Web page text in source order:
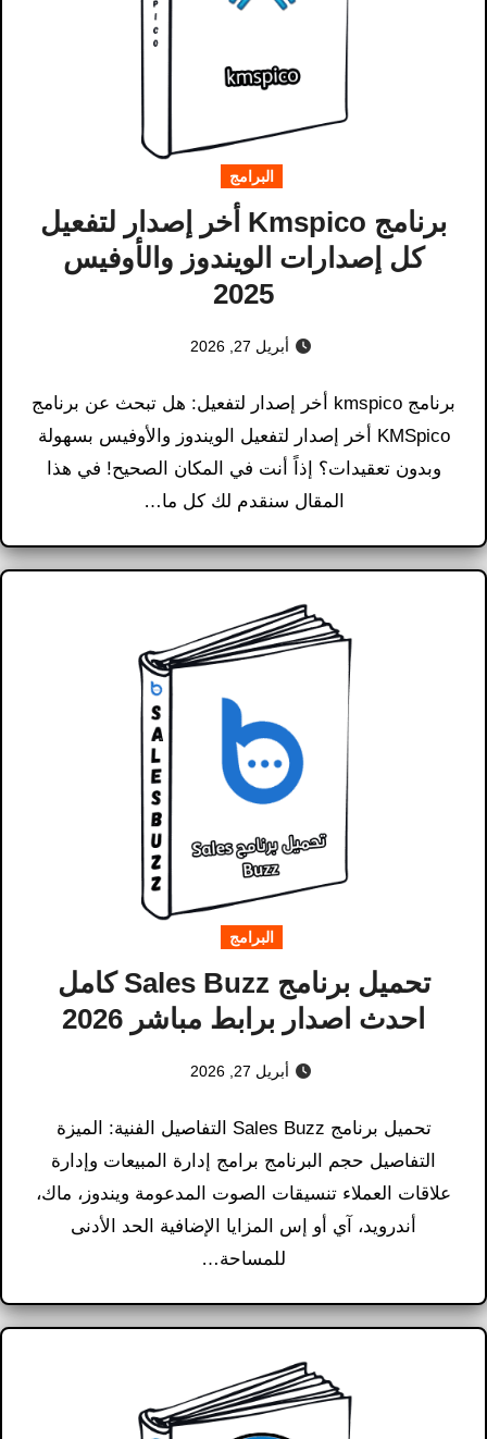
البرامج
برنامج Kmspico أخر إصدار لتفعيل
كل إصدارات الويندوز والأوفيس
2025
أبريل 27, 2026
برنامج kmspico أخر إصدار لتفعيل: هل تبحث عن برنامج
KMSpico أخر إصدار لتفعيل الويندوز والأوفيس بسهولة
وبدون تعقيدات؟ إذاً أنت في المكان الصحيح! في هذا
المقال سنقدم لك كل ما…
البرامج
تحميل برنامج Sales Buzz كامل
احدث اصدار برابط مباشر 2026
أبريل 27, 2026
تحميل برنامج Sales Buzz التفاصيل الفنية: الميزة
التفاصيل حجم البرنامج برامج إدارة المبيعات وإدارة
علاقات العملاء تنسيقات الصوت المدعومة ويندوز، ماك،
أندرويد، آي أو إس المزايا الإضافية الحد الأدنى
للمساحة…